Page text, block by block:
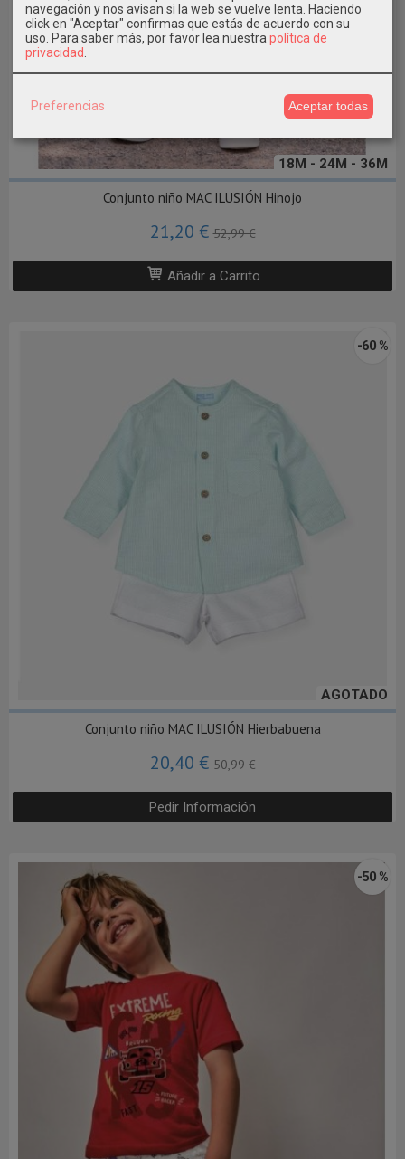
18M - 24M - 36M
Conjunto niño MAC ILUSIÓN Hinojo
21,20 €52,99 €
Añadir a Carrito
AGOTADO
-60 %
Conjunto niño MAC ILUSIÓN Hierbabuena
20,40 €50,99 €
Pedir Información
-50 %
navegación y nos avisan si la web se vuelve lenta. Haciendo
click en "Aceptar" confirmas que estás de acuerdo con su
uso. Para saber más, por favor lea nuestra política de
privacidad
Preferencias Aceptar todas